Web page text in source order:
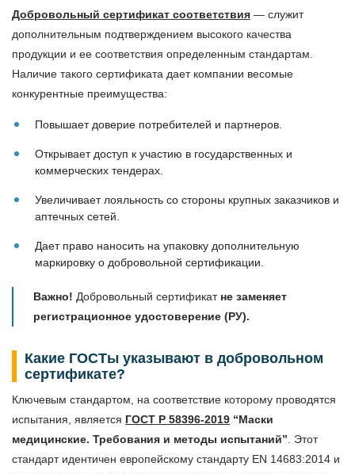
Добровольный сертификат соответствия — служит
дополнительным подтверждением высокого качества
продукции и ее соответствия определенным стандартам.
Наличие такого сертификата дает компании весомые
конкурентные преимущества:
Повышает доверие потребителей и партнеров.
Открывает доступ к участию в государственных и
коммерческих тендерах.
Увеличивает лояльность со стороны крупных заказчиков и
аптечных сетей.
Дает право наносить на упаковку дополнительную
маркировку о добровольной сертификации.
Важно! Добровольный сертификат не заменяет
регистрационное удостоверение (РУ).
Какие ГОСТы указывают в добровольном
сертификате?
Ключевым стандартом, на соответствие которому проводятся
испытания, является ГОСТ Р 58396-2019 “Маски
медицинские. Требования и методы испытаний” . Этот
стандарт идентичен европейскому стандарту EN 14683:2014 и